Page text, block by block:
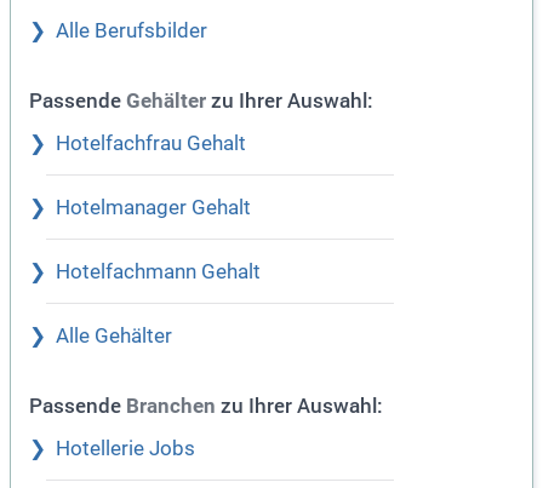
Alle Berufsbilder
Passende Gehälter zu Ihrer Auswahl:
Hotelfachfrau Gehalt
Hotelmanager Gehalt
Hotelfachmann Gehalt
Alle Gehälter
Passende Branchen zu Ihrer Auswahl:
Hotellerie Jobs